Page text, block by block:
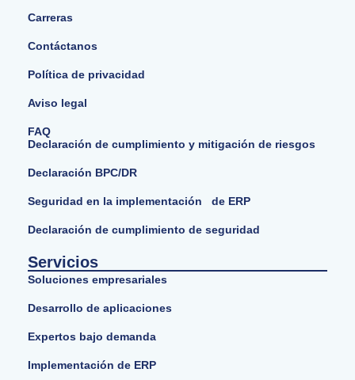
Carreras
Contáctanos
Política de privacidad
Aviso legal
FAQ
Declaración de cumplimiento y mitigación de riesgos
Declaración BPC/DR
Seguridad en la implementación de ERP
Declaración de cumplimiento de seguridad
Servicios
Soluciones empresariales
Desarrollo de aplicaciones
Expertos bajo demanda
Implementación de ERP